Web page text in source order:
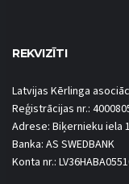
REKVIZĪTI
Latvijas Kērlinga
Reģistrācijas nr.:
Adrese: Biķernieku iela
Banka: AS SWEDBANK
Konta nr.: